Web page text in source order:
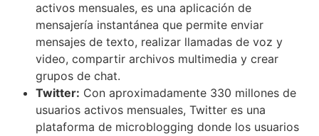
activos mensuales, es una aplicación de
mensajería instantánea que permite enviar
mensajes de texto, realizar llamadas de voz y
video, compartir archivos multimedia y crear
grupos de chat.
Twitter: Con aproximadamente 330 millones de
usuarios activos mensuales, Twitter es una
plataforma de microblogging donde los usuarios